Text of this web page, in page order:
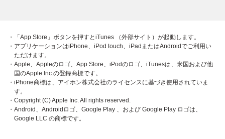
・「App Store」ボタンを押すとiTunes （外部サイト）が起動します。
・アプリケーションはiPhone、iPod touch、iPadまたはAndroidでご利用い
ただけます。
・Apple、Appleのロゴ、App Store、iPodのロゴ、iTunesは、米国および他
国のApple Inc.の登録商標です。
・iPhone商標は、アイホン株式会社のライセンスに基づき使用されていま
す。
・Copyright (C) Apple Inc. All rights reserved.
・Android、Androidロゴ、Google Play 、および Google Play ロゴは、
Google LLC の商標です。